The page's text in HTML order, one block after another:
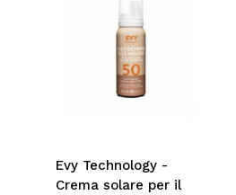
Evy Technology -
Crema solare per il